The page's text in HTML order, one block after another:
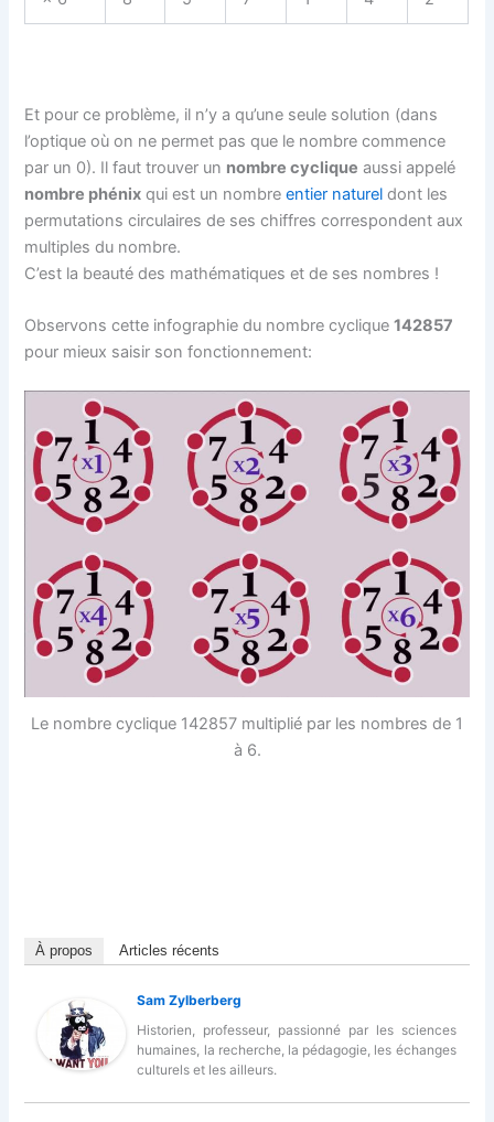
Et pour ce problème, il n’y a qu’une seule solution (dans
l’optique où on ne permet pas que le nombre commence
par un 0). Il faut trouver un nombre cyclique aussi appelé
nombre phénix qui est un nombreentier naturel dont les
permutations circulaires de ses chiffres correspondent aux
multiples du nombre.
C’est la beauté des mathématiques et de ses nombres !
Observons cette infographie du nombre cyclique142857
pour mieux saisir son fonctionnement:
Le nombre cyclique 142857 multiplié par les nombres de 1
à 6.
À propos Articles récents
Sam Zylberberg
Historien, professeur, passionné par les sciences
humaines, la recherche, la pédagogie, les échanges
culturels et les ailleurs.